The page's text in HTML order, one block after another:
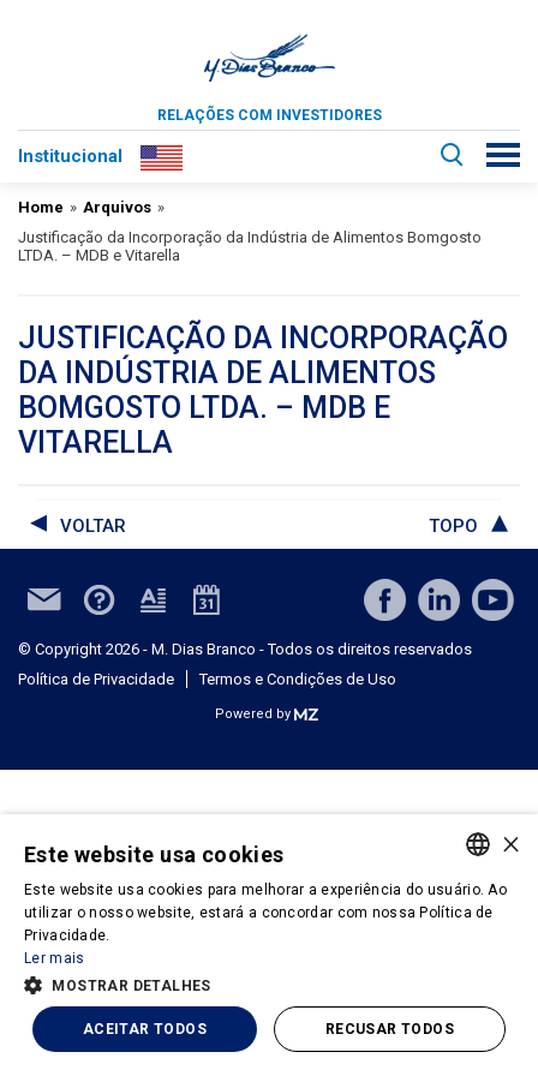
RELAÇÕES COM INVESTIDORES
Institucional
Home » Arquivos »
Justificação da Incorporação da Indústria de Alimentos Bomgosto
LTDA. – MDB e Vitarella
JUSTIFICAÇÃO DA INCORPORAÇÃO
DA INDÚSTRIA DE ALIMENTOS
BOMGOSTO LTDA. – MDB E
VITARELLA
VOLTAR TOPO
© Copyright 2026 - M. Dias Branco - Todos os direitos reservados
Política de Privacidade
Termos e Condições de Uso
Powered by
PORTUGUESE
×
Este website usa cookies
Este website usa cookies para melhorar a experiência do usuário. Ao
utilizar o nosso website, estará a concordar com nossa Política de
Privacidade.
Ler mais
MOSTRAR DETALHES
ACEITAR TODOS RECUSAR TODOS